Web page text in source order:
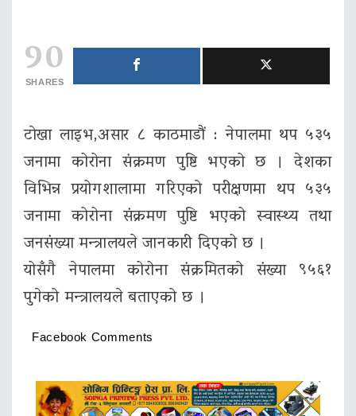
90
SHARES
टाेखा लाइभ,असार ८ काठमाडौं : नेपालमा थप ५३५
जनामा कोरोना संक्रमण पुष्टि भएको छ । देशका
विभिन्न प्रयोगशालामा गरिएको परीक्षणमा थप ५३५
जनामा कोरोना संक्रमण पुष्टि भएको स्वास्थ्य तथा
जनसंख्या मन्त्रालयले जानकारी दिएको छ ।
योसँगै नेपालमा कोरोना संक्रमितको संख्या ९५६१
पुगेको मन्त्रालयले बताएको छ ।
Facebook Comments